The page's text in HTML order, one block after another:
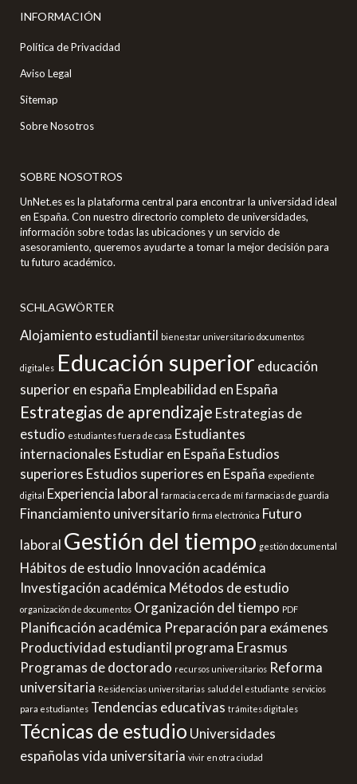
INFORMACIÓN
Política de Privacidad
Aviso Legal
Sitemap
Sobre Nosotros
SOBRE NOSOTROS
UnNet.es es la plataforma central para encontrar la universidad ideal
en España. Con nuestro directorio completo de universidades,
información sobre todas las ubicaciones y un servicio de
asesoramiento, queremos ayudarte a tomar la mejor decisión para
tu futuro académico.
SCHLAGWÖRTER
Alojamiento estudiantil bienestar universitario documentos
digitales Educación superior educación
superior en españa Empleabilidad en España
Estrategias de aprendizaje Estrategias de
estudio estudiantes fuera de casa Estudiantes
internacionales Estudiar en España Estudios
superiores Estudios superiores en España expediente
digital Experiencia laboral farmacia cerca de mí farmacias de guardia
Financiamiento universitario firma electrónica Futuro
laboral Gestión del tiempo gestión documental
Hábitos de estudio Innovación académica
Investigación académica Métodos de estudio
organización de documentos Organización del tiempo PDF
Planificación académica Preparación para exámenes
Productividad estudiantil programa Erasmus
Programas de doctorado recursos universitarios Reforma
universitaria Residencias universitarias salud del estudiante servicios
para estudiantes Tendencias educativas trámites digitales
Técnicas de estudio Universidades
españolasvida universitaria vivir en otra ciudad